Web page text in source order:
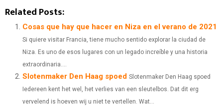
R
O
T
W
T
R
O
C
E
O
O
R
O
N
T
R
R
O
N
K
D
A
R
O
A
I
Related Posts:
Cosas que hay que hacer en Niza en el verano de 2021
Si quiere visitar Francia, tiene mucho sentido explorar la ciudad de
Niza. Es uno de esos lugares con un legado increíble y una historia
extraordinaria....
Slotenmaker Den Haag spoed Slotenmaker Den Haag spoed
Iedereen kent het wel, het verlies van een sleutelbos. Dat dit erg
vervelend is hoeven wij u niet te vertellen. Wat...